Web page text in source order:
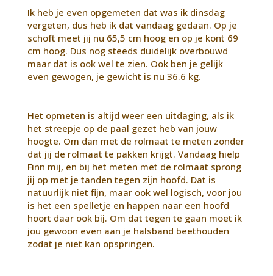
Ik heb je even opgemeten dat was ik dinsdag
vergeten, dus heb ik dat vandaag gedaan. Op je
schoft meet jij nu 65,5 cm hoog en op je kont 69
cm hoog. Dus nog steeds duidelijk overbouwd
maar dat is ook wel te zien. Ook ben je gelijk
even gewogen, je gewicht is nu 36.6 kg.
Het opmeten is altijd weer een uitdaging, als ik
het streepje op de paal gezet heb van jouw
hoogte. Om dan met de rolmaat te meten zonder
dat jij de rolmaat te pakken krijgt. Vandaag hielp
Finn mij, en bij het meten met de rolmaat sprong
jij op met je tanden tegen zijn hoofd. Dat is
natuurlijk niet fijn, maar ook wel logisch, voor jou
is het een spelletje en happen naar een hoofd
hoort daar ook bij. Om dat tegen te gaan moet ik
jou gewoon even aan je halsband beethouden
zodat je niet kan opspringen.